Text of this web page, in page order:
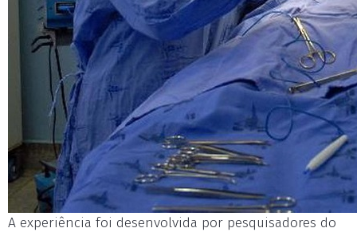
A experiência foi desenvolvida por pesquisadores do